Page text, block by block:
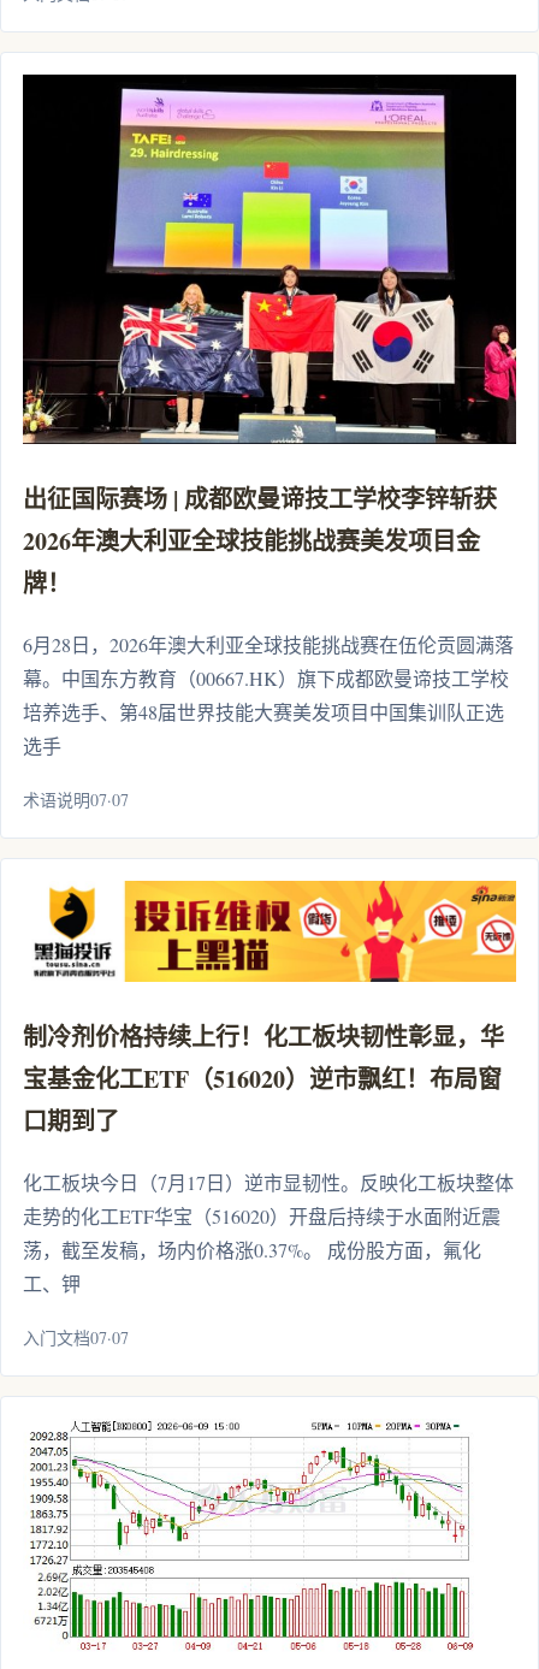
出征国际赛场 | 成都欧曼谛技工学校李锌斩获
2026年澳大利亚全球技能挑战赛美发项目金
牌！
6月28日，2026年澳大利亚全球技能挑战赛在伍伦贡圆满落
幕。中国东方教育（00667.HK）旗下成都欧曼谛技工学校
培养选手、第48届世界技能大赛美发项目中国集训队正选
选手
术语说明07·07
制冷剂价格持续上行！化工板块韧性彰显，华
宝基金化工ETF（516020）逆市飘红！布局窗
口期到了
化工板块今日（7月17日）逆市显韧性。反映化工板块整体
走势的化工ETF华宝（516020）开盘后持续于水面附近震
荡，截至发稿，场内价格涨0.37%。 成份股方面，氟化
工、钾
入门文档07·07